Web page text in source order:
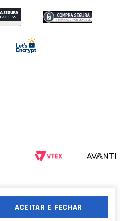
ACEITAR E FECHAR